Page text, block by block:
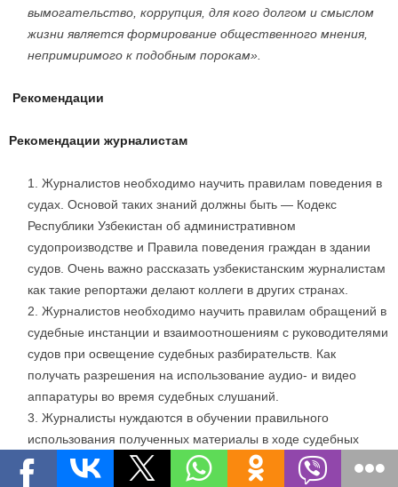
вымогательство, коррупция, для кого долгом и смыслом
жизни является формирование общественного мнения,
непримиримого к подобным порокам».
Рекомендации
Рекомендации журналистам
Журналистов необходимо научить правилам поведения в
судах. Основой таких знаний должны быть — Кодекс
Республики Узбекистан об административном
судопроизводстве и Правила поведения граждан в здании
судов. Очень важно рассказать узбекистанским журналистам
как такие репортажи делают коллеги в других странах.
Журналистов необходимо научить правилам обращений в
судебные инстанции и взаимоотношениям с руководителями
судов при освещение судебных разбирательств. Как
получать разрешения на использование аудио- и видео
аппаратуры во время судебных слушаний.
Журналисты нуждаются в обучении правильного
использования полученных материалы в ходе судебных
разбирательств таким образом, чтобы не дать возможность
адвокатам или сотрудникам прокуратуры обвинить